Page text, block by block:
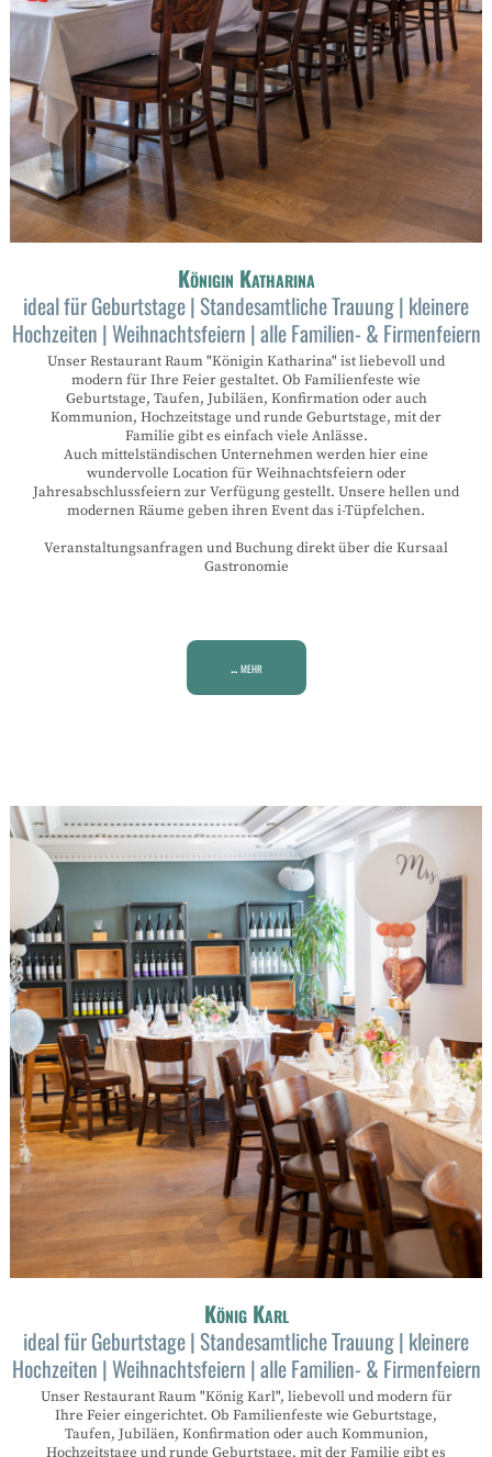
Königin Katharina
ideal für Geburtstage | Standesamtliche Trauung | kleinere
Hochzeiten | Weihnachtsfeiern | alle Familien- & Firmenfeiern
Unser Restaurant Raum "Königin Katharina" ist liebevoll und
modern für Ihre Feier gestaltet. Ob Familienfeste wie
Geburtstage, Taufen, Jubiläen, Konfirmation oder auch
Kommunion, Hochzeitstage und runde Geburtstage, mit der
Familie gibt es einfach viele Anlässe.
Auch mittelständischen Unternehmen werden hier eine
wundervolle Location für Weihnachtsfeiern oder
Jahresabschlussfeiern zur Verfügung gestellt. Unsere hellen und
modernen Räume geben ihren Event das i-Tüpfelchen.
Veranstaltungsanfragen und Buchung direkt über die Kursaal
Gastronomie
... mehr
König Karl
ideal für Geburtstage | Standesamtliche Trauung | kleinere
Hochzeiten | Weihnachtsfeiern | alle Familien- & Firmenfeiern
Unser Restaurant Raum "König Karl", liebevoll und modern für
Ihre Feier eingerichtet. Ob Familienfeste wie Geburtstage,
Taufen, Jubiläen, Konfirmation oder auch Kommunion,
Hochzeitstage und runde Geburtstage, mit der Familie gibt es